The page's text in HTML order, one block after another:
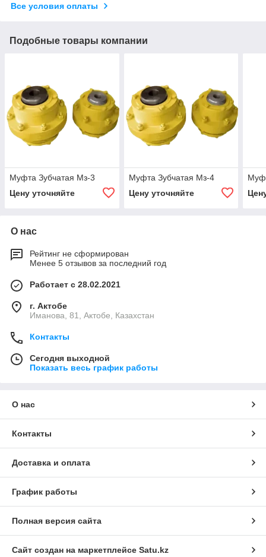
Все условия оплаты
Подобные товары компании
Муфта Зубчатая Мз-3
Цену уточняйте
Муфта Зубчатая Мз-4
Цену уточняйте
О нас
Рейтинг не сформирован
Менее 5 отзывов за последний год
Работает с 28.02.2021
г. Актобе
Иманова, 81, Актобе, Казахстан
Контакты
Сегодня выходной
Показать весь график работы
О нас
Контакты
Доставка и оплата
График работы
Полная версия сайта
Сайт создан на маркетплейсе Satu.kz